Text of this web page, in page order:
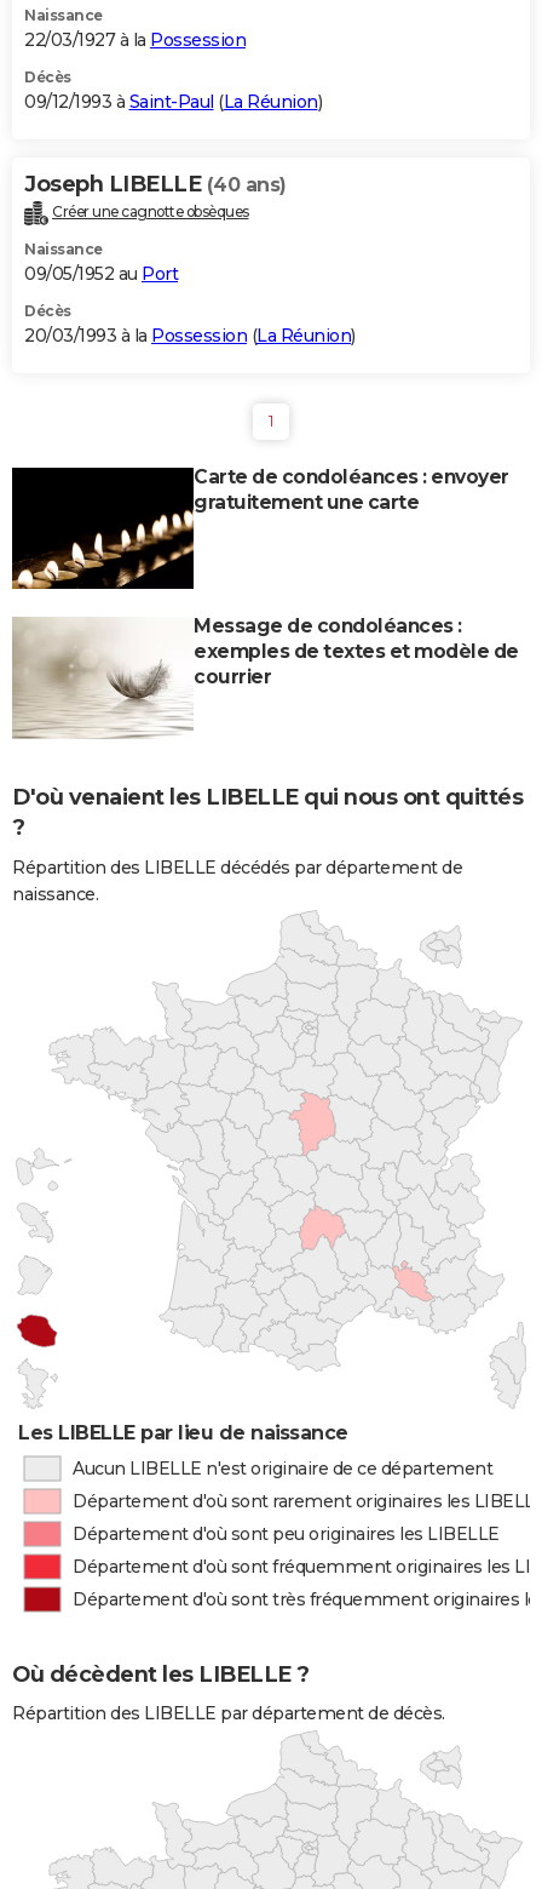
Naissance
22/03/1927 à la Possession
Décès
09/12/1993 à Saint-Paul (La Réunion)
Joseph LIBELLE (40 ans)
Créer une cagnotte obsèques
Naissance
09/05/1952 au Port
Décès
20/03/1993 à la Possession (La Réunion)
1
Carte de condoléances : envoyer
gratuitement une carte
Message de condoléances :
exemples de textes et modèle de
courrier
D'où venaient les LIBELLE qui nous ont quittés
?
Répartition des LIBELLE décédés par département de
naissance.
Les LIBELLE par lieu de naissance
Aucun LIBELLE n'est originaire de ce département
Département d'où sont rarement originaires les
Département d'où sont peu originaires les LIBELLE
Département d'où sont fréquemment originaires les
Département d'où sont très fréquemment originaires
Où décèdent les LIBELLE ?
Répartition des LIBELLE par département de décès.